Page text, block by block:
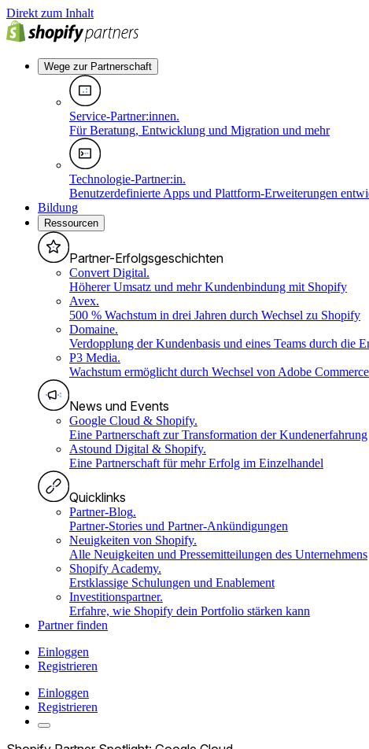
Direkt zum Inhalt
Wege zur Partnerschaft
Service-Partner:innen.
Für Beratung, Entwicklung und Migration und mehr
Technologie-Partner:in.
Benutzerdefinierte Apps und Plattform-Erweiterungen
Bildung
Ressourcen
Partner-Erfolgsgeschichten
Convert Digital.
Höherer Umsatz und mehr Kundenbindung mit Shopify
Avex.
500 % Wachstum in drei Jahren durch Wechsel zu Shopify
Domaine.
Verdopplung der Kundenbasis und eines Teams durch die
P3 Media.
Wachstum ermöglicht durch Wechsel von Adobe
News und Events
Google Cloud & Shopify.
Eine Partnerschaft zur Transformation der Kundenerfahrung
Astound Digital & Shopify.
Eine Partnerschaft für mehr Erfolg im Einzelhandel
Quicklinks
Partner-Blog.
Partner-Stories und Partner-Ankündigungen
Neuigkeiten von Shopify.
Alle Neuigkeiten und Pressemitteilungen des Unternehmens
Shopify Academy.
Erstklassige Schulungen und Enablement
Investitionspartner.
Erfahre, wie Shopify dein Portfolio stärken kann
Partner finden
Einloggen
Registrieren
Einloggen
Registrieren